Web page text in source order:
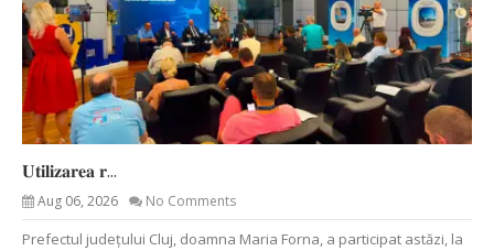
𝐔𝐭𝐢𝐥𝐢𝐳𝐚𝐫𝐞𝐚 𝐫...
Aug 06, 2026 No Comments
Prefectul județului Cluj, doamna Maria Forna, a participat astăzi, la